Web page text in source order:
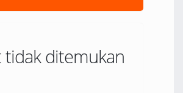
tidak ditemukan